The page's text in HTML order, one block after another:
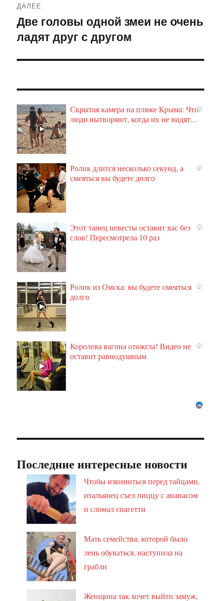
ДАЛЕЕ
Следующая
запись:
Две головы одной змеи не очень
ладят друг с другом
i
Скрытая камера на пляже Крыма: Что
люди вытворяют, когда их не видят...
i
Ролик длится несколько секунд, а
смеяться вы будете долго
i
Этот танец невесты оставит вас без
слов! Пересмотрела 10 раз
i
Ролик из Омска: вы будете смеяться
долго
i
Королева вагона отожгла! Видео не
оставит равнодушным
Последние интересные новости
Чтобы извиниться перед тайцами,
итальянец съел пиццу с ананасом
и сломал спагетти
Мать семейства, которой было
лень обуваться, наступила на
грабли
Женщина так хочет выйти замуж,